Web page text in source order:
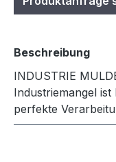
Beschreibung
INDUSTRIE
Industriemangel
perfekte